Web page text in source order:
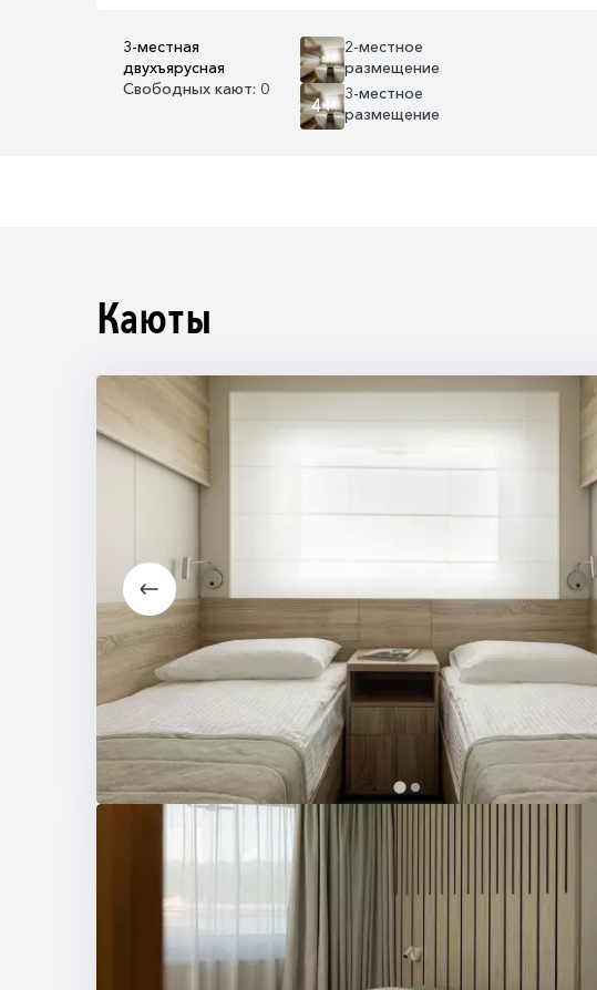
3-местная
двухъярусная
Свободных кают: 0
2-местное
размещение
4+
3-местное
размещение
Каюты